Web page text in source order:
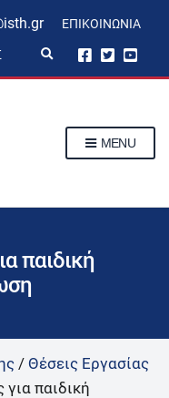
ΕΠΙΚΟΙΝΩΝΊΑ
p
m
MENU
παιδική
/ Θέσεις Εργασίας
για παιδική